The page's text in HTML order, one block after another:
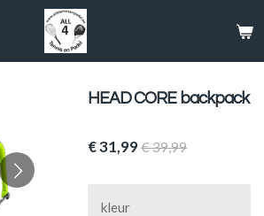
HEAD CORE backpack
€ 31,99 € 39,99
kleur